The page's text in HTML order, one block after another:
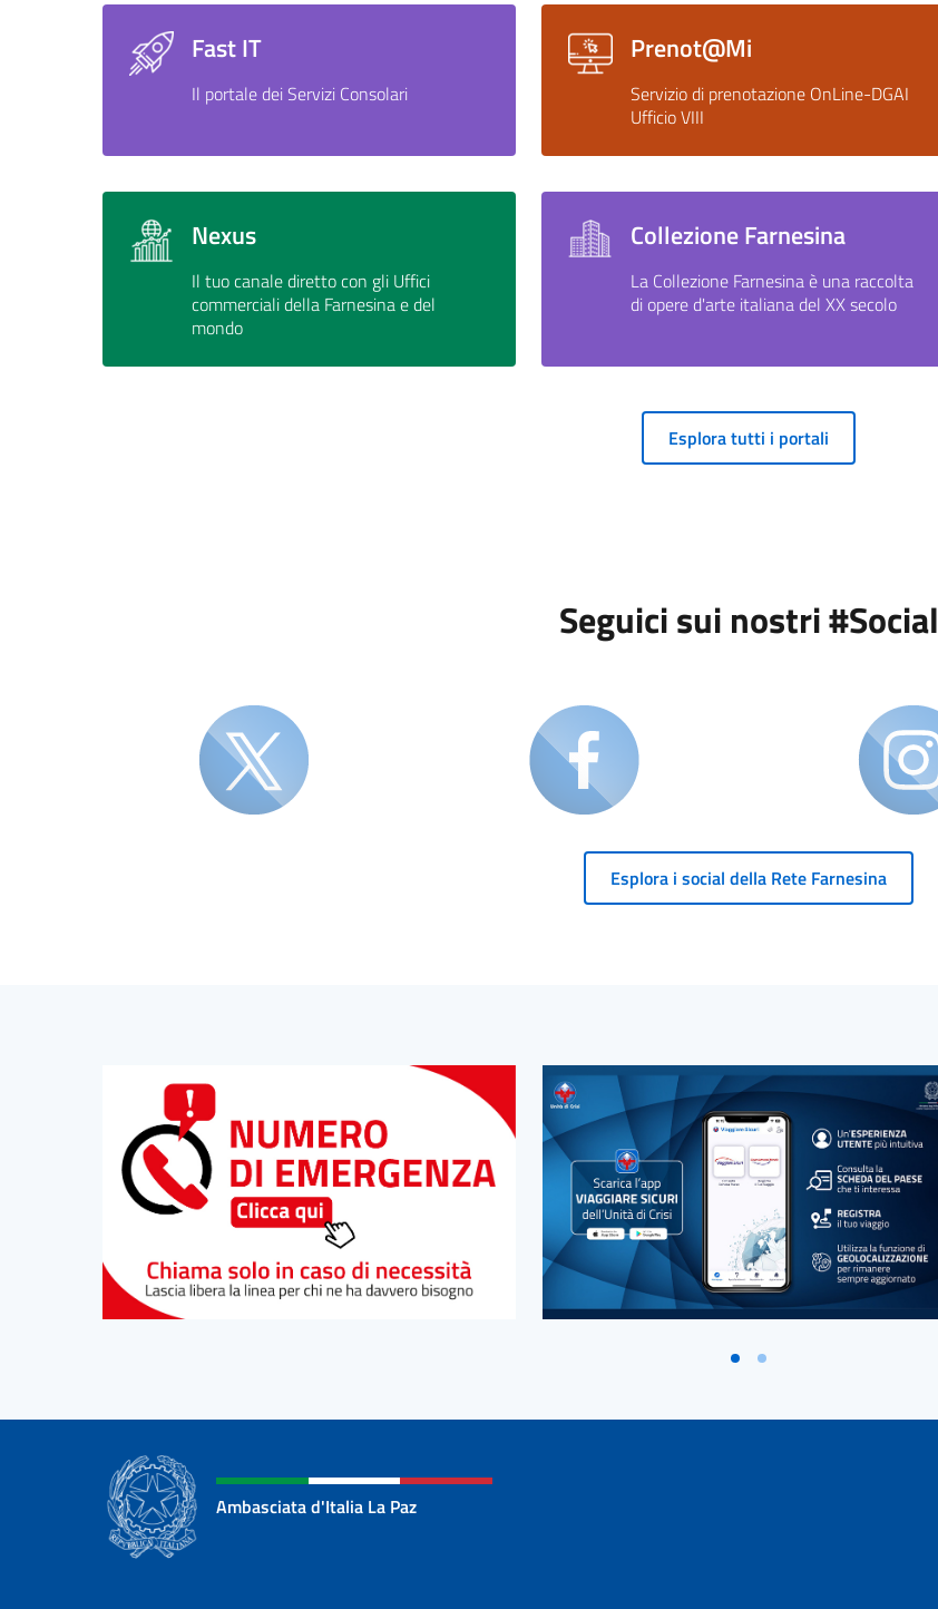
Fast IT
Il portale dei Servizi Consolari
Prenot@Mi
Servizio di prenotazione OnLine-DGAI
Ufficio VIII
Nexus
Il tuo canale diretto con gli Uffici
commerciali della Farnesina e del
mondo
Collezione Farnesina
La Collezione Farnesina è una raccolta
di opere d'arte italiana del XX secolo
Esplora tutti i portali
Seguici sui nostri #Social
Esplora i social della Rete Farnesina
Blocco Banner
Ambasciata d'Italia La Paz